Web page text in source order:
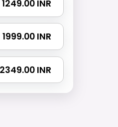
₹ 1249.00 INR
₹ 1999.00 INR
₹ 2349.00 INR